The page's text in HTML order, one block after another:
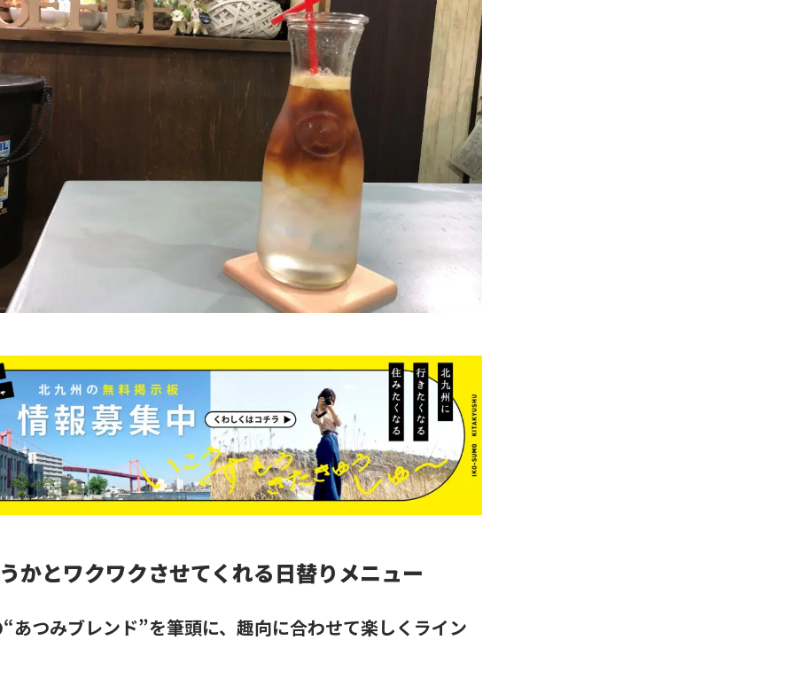
かとワクワクさせてくれる日替りメニュー
あつみブレンド”を筆頭に、趣向に合わせて楽しくライン